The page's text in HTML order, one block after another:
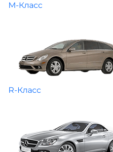
M-Класс
R-Класс